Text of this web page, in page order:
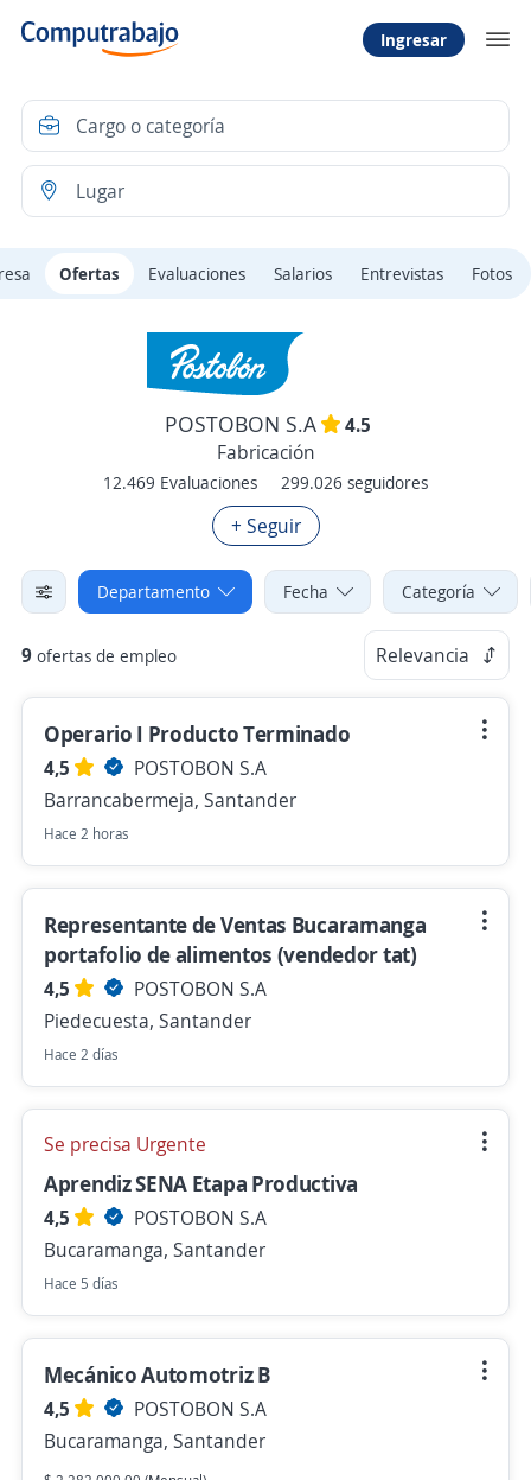
Ingresar
Ofertas Evaluaciones Salarios Entrevistas Fotos
POSTOBON S.A
4.5
Fabricación
12.469 Evaluaciones 299.026 seguidores
+ Seguir
Departamento Fecha Categoría
9 ofertas de empleo Relevancia
Operario I Producto Terminado
4,5
POSTOBON S.A
Barrancabermeja, Santander
Hace 2 horas
Representante de Ventas Bucaramanga
portafolio de alimentos (vendedor tat)
4,5
POSTOBON S.A
Piedecuesta, Santander
Hace 2 días
Se precisa Urgente
Aprendiz SENA Etapa Productiva
4,5
POSTOBON S.A
Bucaramanga, Santander
Hace 5 días
Mecánico Automotriz B
4,5
POSTOBON S.A
Bucaramanga, Santander